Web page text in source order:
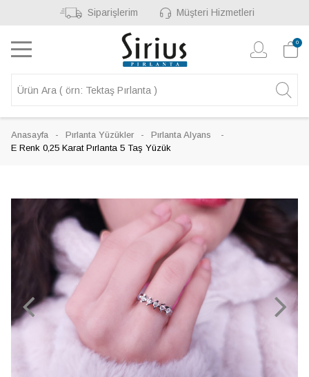
Siparişlerim Müşteri Hizmetleri
0
Anasayfa Pırlanta Yüzükler
Pırlanta Alyans
E Renk 0,25 Karat Pırlanta 5 Taş Yüzük